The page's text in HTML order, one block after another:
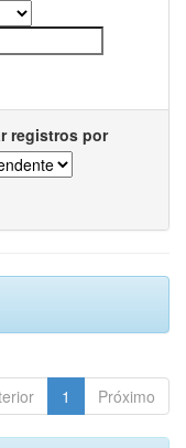
registros por
1 Próximo